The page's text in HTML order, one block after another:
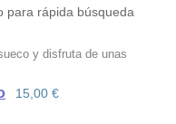
para rápida búsqueda
y disfruta de unas
15,00 €